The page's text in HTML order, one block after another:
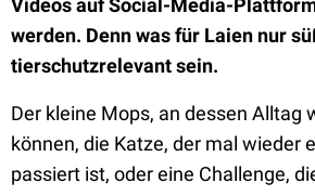
Videos auf Social-Media-
werden. Denn was für Laien nur
tierschutzrelevant sein.
Der kleine Mops, an dessen Alltag
können, die Katze, der mal wieder
passiert ist, oder eine Challenge,